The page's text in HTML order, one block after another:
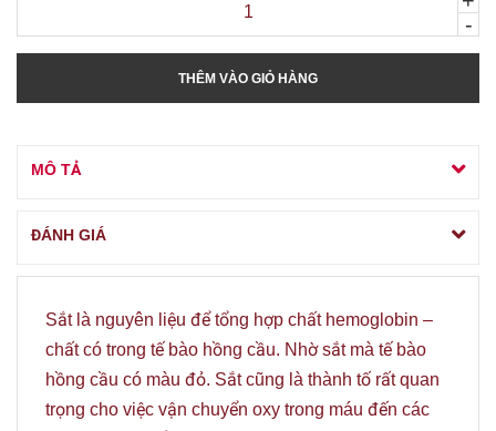
-
THÊM VÀO GIỎ HÀNG
MÔ TẢ
ĐÁNH GIÁ
Sắt là nguyên liệu để tổng hợp chất hemoglobin –
chất có trong tế bào hồng cầu. Nhờ sắt mà tế bào
hồng cầu có màu đỏ. Sắt cũng là thành tố rất quan
trọng cho việc vận chuyển oxy trong máu đến các